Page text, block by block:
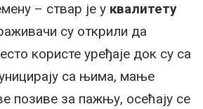
– ствар је у квалитету
су открили да
користе уређаје док су са
са њима, мање
позиве за пажњу, осећају се